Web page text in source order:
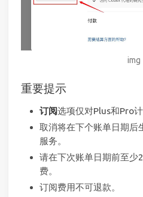
img
重要提示
订阅选项仅对Plus和Pro计
取消将在下个账单日期后
服务。
请在下次账单日期前至少
费。
订阅费用不可退款。